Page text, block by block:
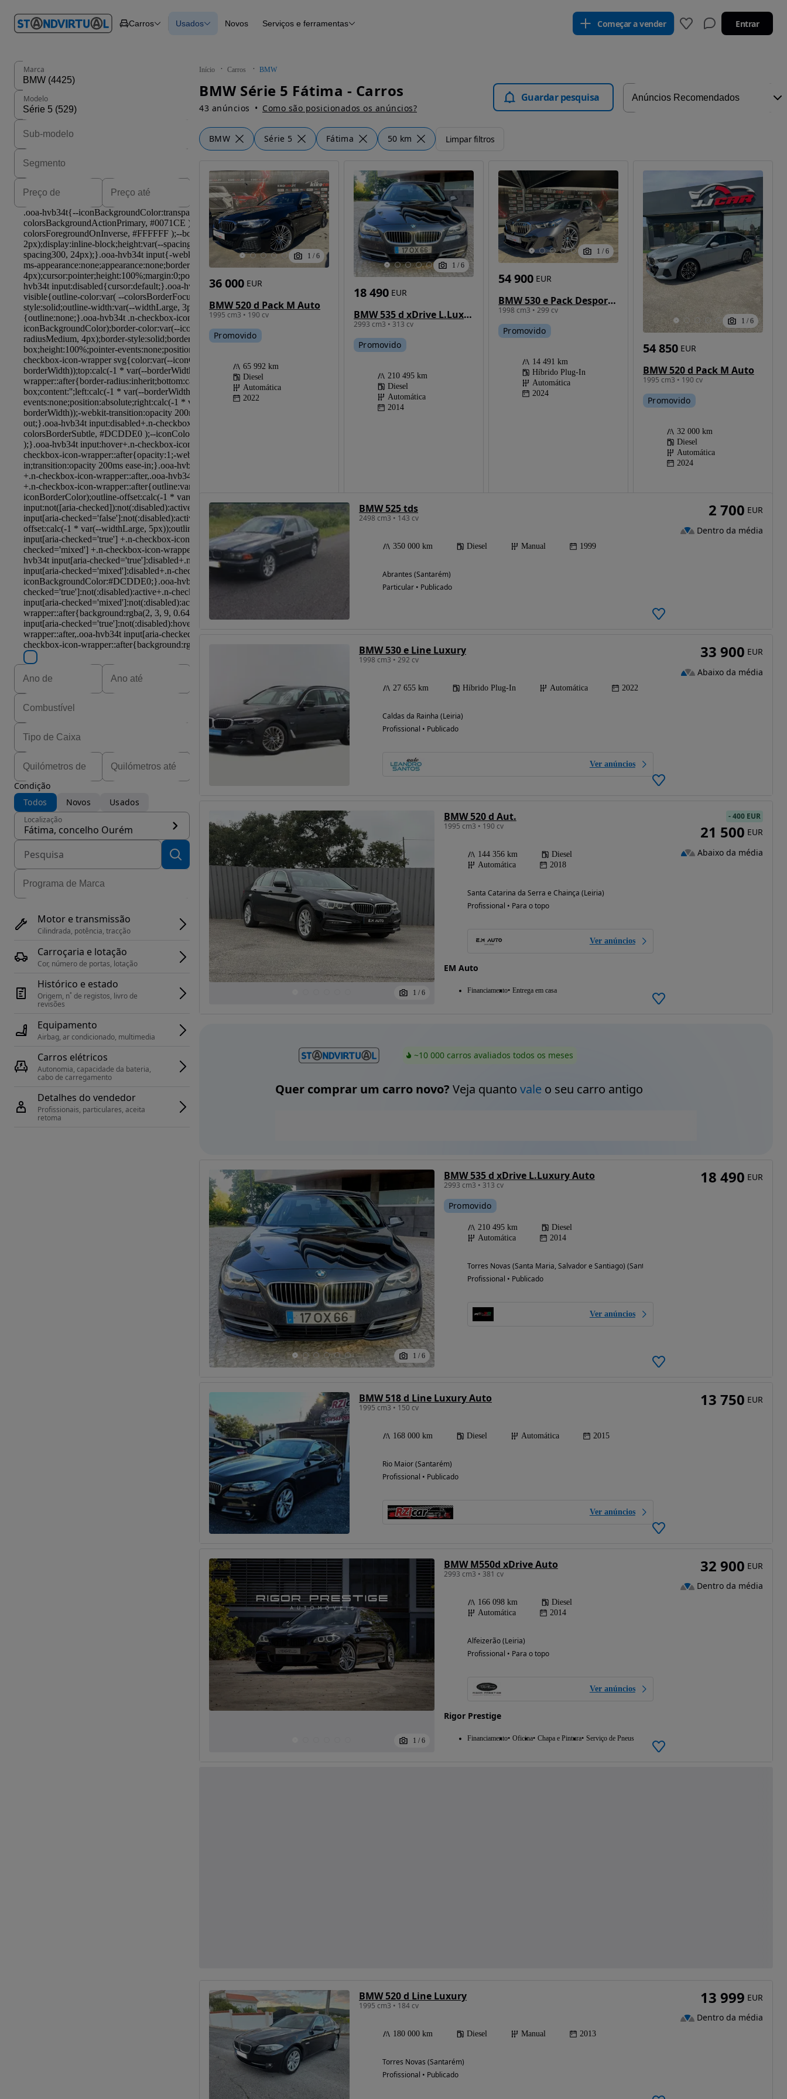
em
Carros Carros
Carros
Novos
Usados Novos Serviços e ferramentas Começar a vender Entrar
Início Carros BMW
BMW Série 5 Fátima - Carros
43 anúncios Como são posicionados os anúncios?
Guardar pesquisa
BMW Série 5 Fátima 50 km Limpar filtros
Marca
Modelo
Possibilidade de
financiamento
Condição
Todos
Novos Usados
Localização
Fátima, concelho Ourém
Motor e transmissão
Cilindrada, potência, tracção
Carroçaria e lotação
Cor, número de portas, lotação
Histórico e estado
Origem, n˚ de registos, livro de
revisões
Equipamento
Airbag, ar condicionado, multimedia
Carros elétricos
Autonomia, capacidade da bateria,
cabo de carregamento
Detalhes do vendedor
Profissionais, particulares, aceita
retoma
1 / 6
BMW 520 d Pack M Auto
1995 cm3 • 190 cv
36 000 EUR
Promovido
65 992 km
Diesel
Automática
2022
1 / 6
BMW 535 d xDrive L.Luxury Auto
2993 cm3 • 313 cv
18 490 EUR
Promovido
210 495 km
Diesel
Automática
2014
1 / 6
BMW 530 e Pack Desportivo M
1998 cm3 • 299 cv
54 900 EUR
Promovido
14 491 km
Híbrido Plug-In
Automática
2024
1 / 6
BMW 520 d Pack M Auto
1995 cm3 • 190 cv
54 850 EUR
Promovido
32 000 km
Diesel
Automática
2024
BMW 525 tds
2498 cm3 • 143 cv
350 000 km Diesel Manual 1999
Abrantes (Santarém)
Particular • Publicado
2 700 EUR
Dentro da média
BMW 530 e Line Luxury
1998 cm3 • 292 cv
27 655 km Híbrido Plug-In Automática 2022
Caldas da Rainha (Leiria)
Profissional • Publicado
Ver anúncios
33 900 EUR
Abaixo da média
1 / 6
BMW 520 d Aut.
1995 cm3 • 190 cv
144 356 km
Diesel
Automática
2018
Santa Catarina da Serra e Chainça (Leiria)
Profissional • Para o topo
Ver anúncios
EM Auto
Financiamento Entrega em casa
-400 EUR
21 500 EUR
Abaixo da média
~10 000 carros avaliados todos os meses
Quer comprar um carro novo? Veja quanto valeo seu carro antigo
1 / 6
BMW 535 d xDrive L.Luxury Auto
2993 cm3 • 313 cv
Promovido
210 495 km
Diesel
Automática
2014
Torres Novas (Santa Maria, Salvador e Santiago) (Santarém)
Profissional • Publicado
Ver anúncios
18 490 EUR
BMW 518 d Line Luxury Auto
1995 cm3 • 150 cv
168 000 km Diesel Automática 2015
Rio Maior (Santarém)
Profissional • Publicado
Ver anúncios
13 750 EUR
1 / 6
BMW M550d xDrive Auto
2993 cm3 • 381 cv
166 098 km
Diesel
Automática
2014
Alfeizerão (Leiria)
Profissional • Para o topo
Ver anúncios
Rigor Prestige
Financiamento Oficina Chapa e Pintura Serviço de Pneus
32 900 EUR
Dentro da média
BMW 520 d Line Luxury
1995 cm3 • 184 cv
180 000 km Diesel Manual 2013
Torres Novas (Santarém)
Profissional • Publicado
13 999 EUR
Dentro da média